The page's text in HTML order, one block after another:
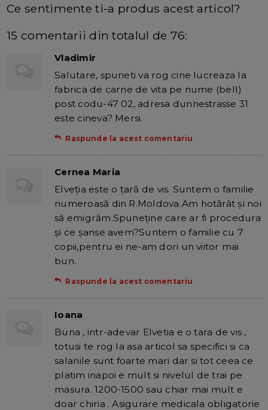
Ce sentimente ti-a produs acest articol?
15 comentarii din totalul de 76:
Vladimir
Salutare, spuneti va rog cine lucreaza la
fabrica de carne de vita pe nume (bell)
post codu-47 02, adresa dunnestrasse 31
este cineva? Mersi.
Raspunde la acest comentariu
Cernea Maria
Elveția este o țară de vis. Suntem o familie
numeroasă din R.Moldova.Am hotărât și noi
să emigrăm.Spuneține care ar fi procedura
și ce șanse avem?Suntem o familie cu 7
copii,pentru ei ne-am dori un viitor mai
bun.
Raspunde la acest comentariu
Ioana
Buna , intr-adevar Elvetia e o tara de vis ,
totusi te rog la asa articol sa specifici si ca
salariile sunt foarte mari dar si tot ceea ce
platim inapoi e mult si nivelul de trai pe
masura. 1200-1500 sau chiar mai mult e
doar chiria . Asigurare medicala obligatorie